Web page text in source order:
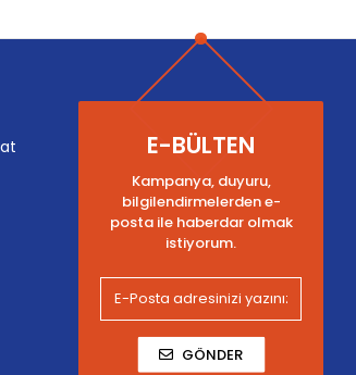
E-BÜLTEN
Kampanya, duyuru,
bilgilendirmelerden e-
posta ile haberdar olmak
istiyorum.
GÖNDER